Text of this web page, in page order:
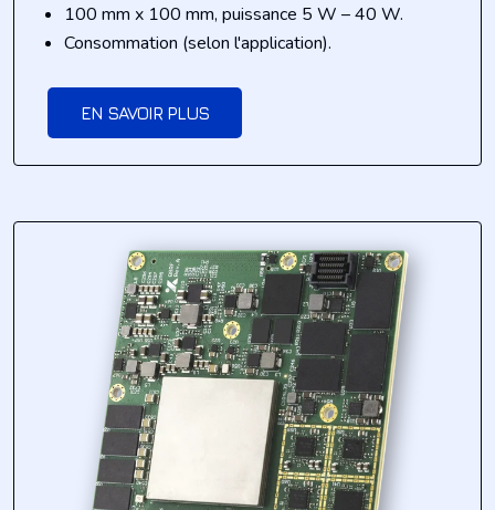
100 mm x 100 mm, puissance 5 W – 40 W.
Consommation (selon l'application).
EN SAVOIR PLUS